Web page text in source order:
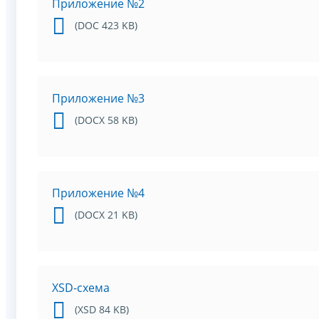
Приложение №2
(DOC 423 KB)
Приложение №3
(DOCX 58 KB)
Приложение №4
(DOCX 21 KB)
XSD-схема
(XSD 84 KB)